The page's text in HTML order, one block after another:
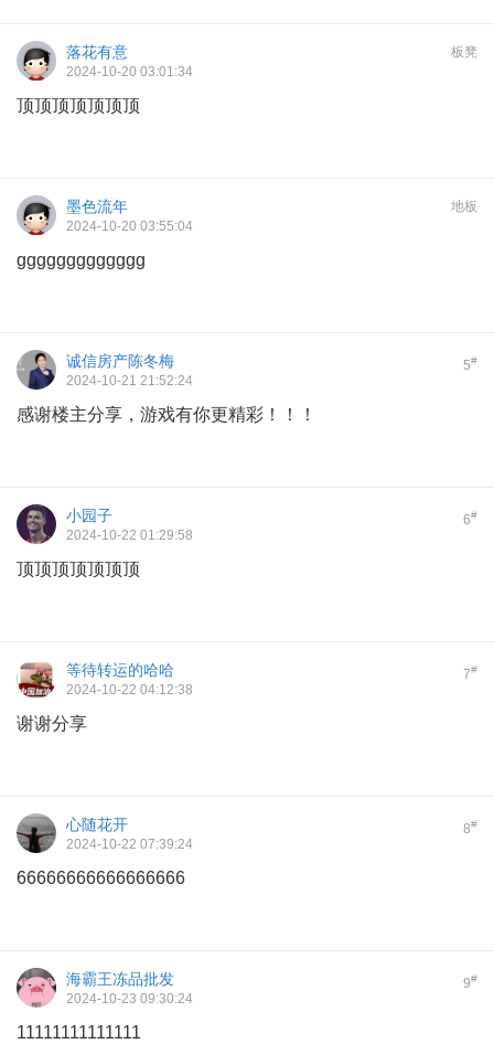
板凳
落花有意
2024-10-20 03:01:34
顶顶顶顶顶顶顶
地板
墨色流年
2024-10-20 03:55:04
ggggggggggggg
5#
诚信房产陈冬梅
2024-10-21 21:52:24
感谢楼主分享，游戏有你更精彩！！！
6#
小园子
2024-10-22 01:29:58
顶顶顶顶顶顶顶
7#
等待转运的哈哈
2024-10-22 04:12:38
谢谢分享
8#
心随花开
2024-10-22 07:39:24
66666666666666666
9#
海霸王冻品批发
2024-10-23 09:30:24
11111111111111